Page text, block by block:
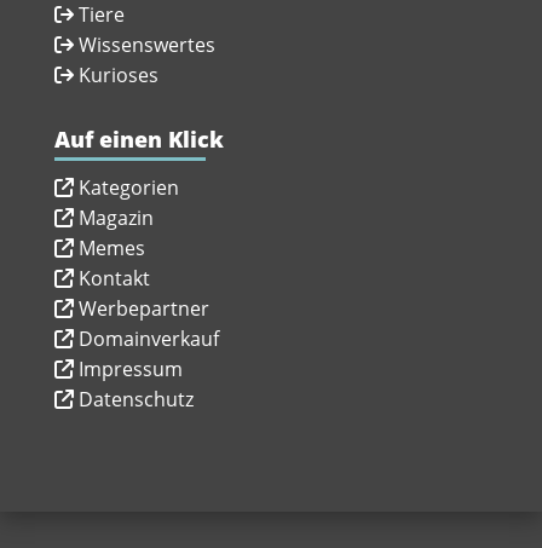
Tiere
Wissenswertes
Kurioses
Auf einen Klick
Kategorien
Magazin
Memes
Kontakt
Werbepartner
Domainverkauf
Impressum
Datenschutz